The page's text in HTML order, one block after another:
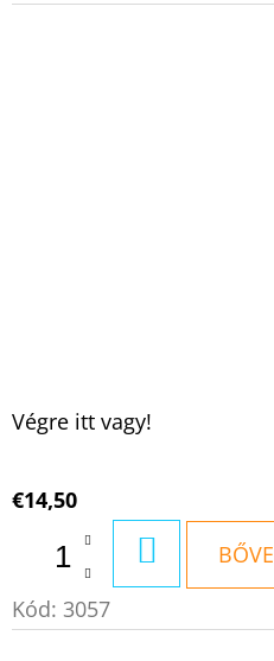
Végre itt vagy!
€14,50
KOSÁRBA
Kód: 3057